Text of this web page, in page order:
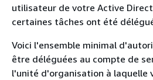
utilisateur de votre Active
certaines tâches ont été
Voici l'ensemble minimal
être déléguées au compte de
l'unité d'organisation à laquelle